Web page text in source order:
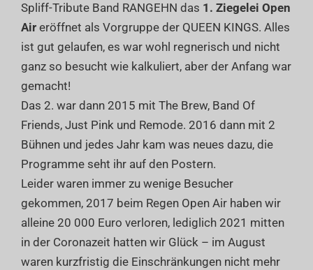
Spliff-Tribute Band RANGEHN das 1. Ziegelei Open
Air eröffnet als Vorgruppe der QUEEN KINGS. Alles
ist gut gelaufen, es war wohl regnerisch und nicht
ganz so besucht wie kalkuliert, aber der Anfang war
gemacht!
Das 2. war dann 2015 mit The Brew, Band Of
Friends, Just Pink und Remode. 2016 dann mit 2
Bühnen und jedes Jahr kam was neues dazu, die
Programme seht ihr auf den Postern.
Leider waren immer zu wenige Besucher
gekommen, 2017 beim Regen Open Air haben wir
alleine 20 000 Euro verloren, lediglich 2021 mitten
in der Coronazeit hatten wir Glück – im August
waren kurzfristig die Einschränkungen nicht mehr